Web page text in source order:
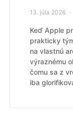
13. júla 2026
Keď Apple
prakticky
na vlastnú
výraznému
čomu sa z
iba